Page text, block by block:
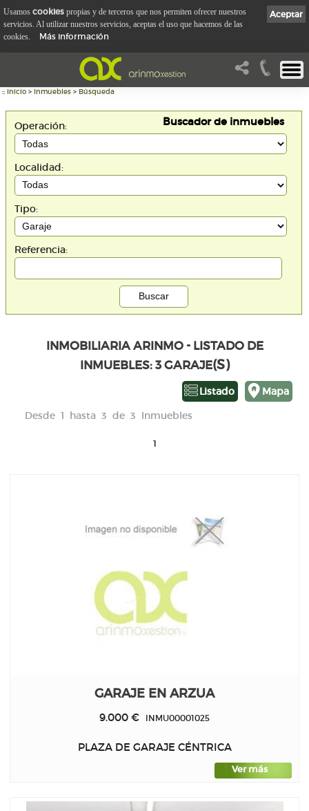
:: Inicio > Inmuebles > Búsqueda
Buscador de inmuebles
Operación:
Localidad:
Tipo:
Referencia:
INMOBILIARIA ARINMO - LISTADO DE
INMUEBLES: 3 GARAJE(S)
Mapa
Listado
Desde 1 hasta 3 de 3 Inmuebles
1
GARAJE EN ARZUA
9.000 € INMU00001025
PLAZA DE GARAJE CÉNTRICA
Ver más
Aceptar
Usamos cookies propias y de terceros que nos permiten ofrecer nuestros
servicios. Al utilizar nuestros servicios, aceptas el uso que hacemos de las
cookies.
Más información